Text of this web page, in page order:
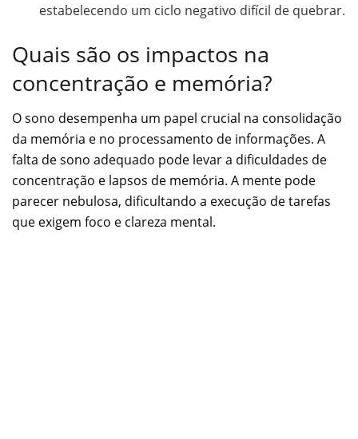
estabelecendo um ciclo negativo difícil de quebrar.
Quais são os impactos na
concentração e memória?
O sono desempenha um papel crucial na consolidação
da memória e no processamento de informações. A
falta de sono adequado pode levar a dificuldades de
concentração e lapsos de memória. A mente pode
parecer nebulosa, dificultando a execução de tarefas
que exigem foco e clareza mental.